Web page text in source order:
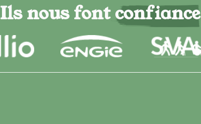
Ils nous font confiance